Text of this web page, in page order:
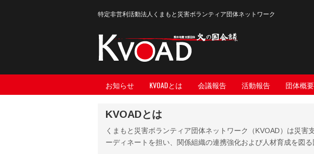
特定非営利活動法人くまもと災害ボランティア団体ネットワーク
お知らせ KVOADとは 会議報告 活動報告 団体概要
KVOADとは
くまもと災害ボランティア団体ネットワーク（KVOAD）は災害
ーディネートを担い、関係組織の連携強化および人材育成を図る